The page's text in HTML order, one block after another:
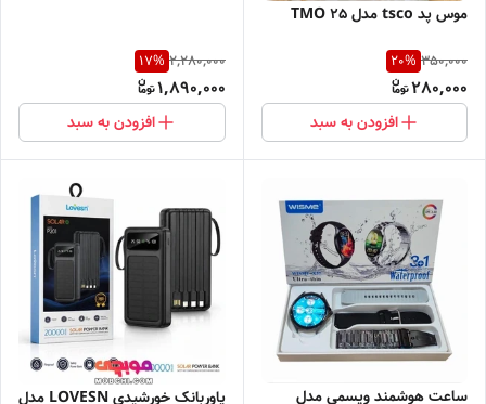
موس پد tsco مدل TMO 25
350,000
20%
280,000
افزودن به سبد
2,280,000
17%
1,890,000
افزودن به سبد
ساعت هوشمند ویسمی مدل پاوربانک خورشیدی LOVESN مدل